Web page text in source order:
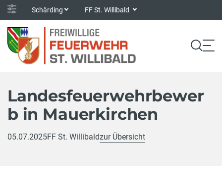
Schärding FF St. Willibald
Landesfeuerwehrbewer
b in Mauerkirchen
05.07.2025FF St. Willibaldzur Übersicht